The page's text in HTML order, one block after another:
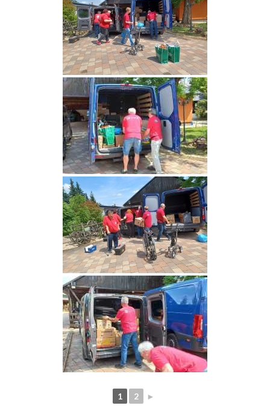
1 2 ►